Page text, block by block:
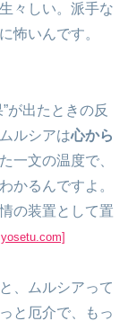
々しい。派手な
怖いんです。
が出たときの反
ルシアは心から
一文の温度で、
かるんですよ。
の装置として置
、ムルシアって
と厄介で、もっ